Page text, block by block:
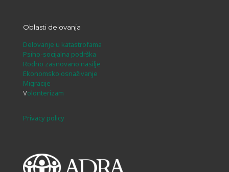
Oblasti delovanja
Delovanje u katastrofama
Psiho-socijalna podrška
Rodno zasnovano nasilje
Ekonomsko osnaživanje
Migracije
Volonterizam
Privacy policy